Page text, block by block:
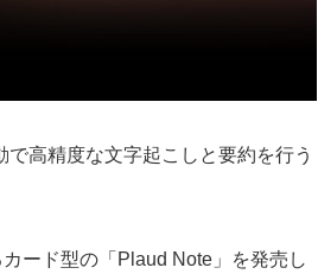
高精度な文字起こしと要約を行う
ード型の「Plaud Note」を発売し